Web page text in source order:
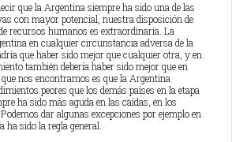
que la Argentina siempre ha sido una de las
con mayor potencial, nuestra disposición de
recursos humanos es extraordinaria. La
en cualquier circunstancia adversa de la
que haber sido mejor que cualquier otra, y en
también debería haber sido mejor que en
nos encontramos es que la Argentina
peores que los demás países en la etapa
ha sido más aguda en las caídas, en los
dar algunas excepciones por ejemplo en
ha sido la regla general.